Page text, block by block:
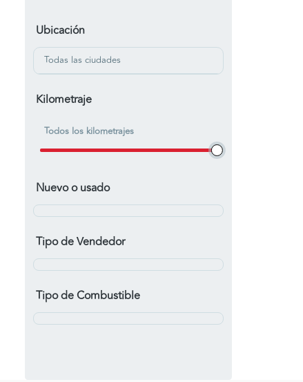
Ubicación
Todas las ciudades
Kilometraje
Todos los kilometrajes
Nuevo o usado
Tipo de Vendedor
Tipo de Combustible